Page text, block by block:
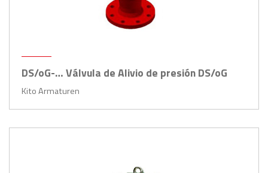
DS/oG-… Válvula de Alivio de presión DS/oG
Kito Armaturen